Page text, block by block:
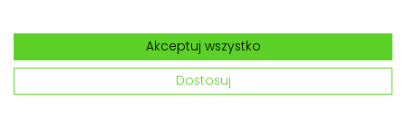
Akceptuj wszystko
Dostosuj